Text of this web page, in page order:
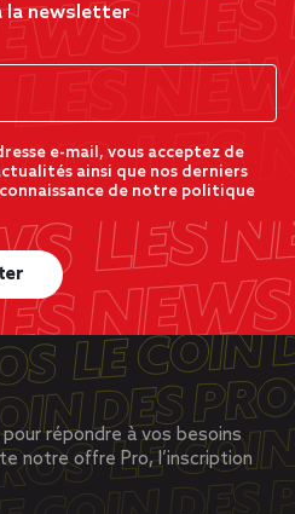
la newsletter
e-mail, vous acceptez de
ainsi que nos derniers
de notre politique
répondre à vos besoins
notre offre Pro, l’inscription